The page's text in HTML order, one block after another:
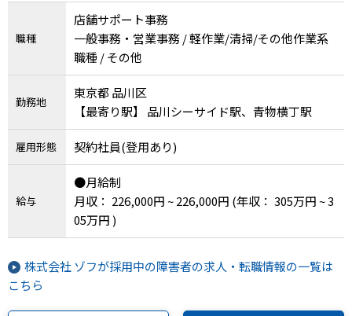
職種
店舗サポート事務
一般事務・営業事務 / 軽作業/清掃/その他作業系
職種 / その他
勤務地
東京都 品川区
【最寄り駅】 品川シーサイド駅、青物横丁駅
雇用形態 契約社員(登用あり)
給与
●月給制
月収： 226,000円 ~ 226,000円 (年収： 305万円 ~ 3
05万円 )
株式会社 ゾフが採用中の障害者の求人・転職情報の一覧は
こちら